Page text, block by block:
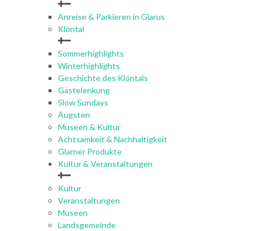
Anreise & Parkieren in Glarus
Klöntal
Sommerhighlights
Winterhighlights
Geschichte des Klöntals
Gästelenkung
Slow Sundays
Äugsten
Museen & Kultur
Achtsamkeit & Nachhaltigkeit
Glarner Produkte
Kultur & Veranstaltungen
Kultur
Veranstaltungen
Museen
Landsgemeinde